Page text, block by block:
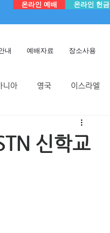
내 예배자료 장소사용
온라인 헌금
온라인 예배
니아 영국 이스라엘
신학교